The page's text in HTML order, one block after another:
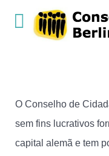
O Conselho de
sem fins lucrativos
capital alemã e tem